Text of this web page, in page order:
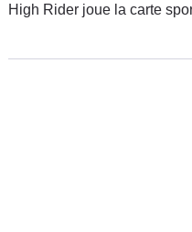
High Rider joue la carte
design fort est